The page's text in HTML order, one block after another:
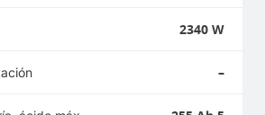
2340 W
–